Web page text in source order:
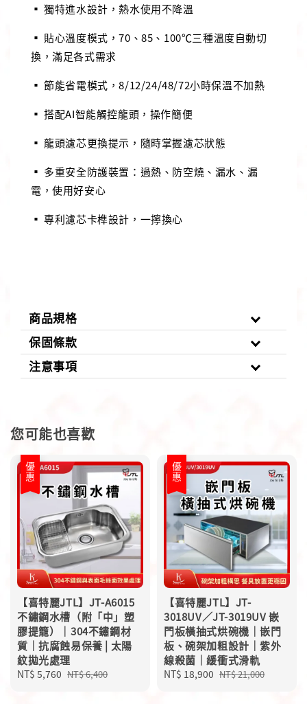
▪ 獨特進水設計，熱水使用不降溫
▪ 貼心溫度模式，70、85、100℃三種溫度自動切
換，滿足各式需求
▪ 節能省電模式，8/12/24/48/72小時保溫不加熱
▪ 搭配AI智能觸控龍頭，操作簡便
▪ 龍頭濾芯更換提示，隨時掌握濾芯狀態
▪ 多重安全防護裝置：過熱、防空燒、漏水、漏
電，使用好安心
▪ 專利濾芯卡榫設計，一擰換心
商品規格
保固條款
注意事項
您可能也喜歡
優惠
【喜特麗JTL】JT-A6015
不鏽鋼水槽（附「中」塑
膠提籠）｜304不鏽鋼材
質｜抗腐蝕易保養 | 太陽
紋拋光處理
Sale
NT$ 5,760 Regular
NT$ 6,400
優惠
【喜特麗JTL】JT-
3018UV／JT-3019UV 嵌
門板橫抽式烘碗機｜嵌門
板、碗架加粗設計｜紫外
線殺菌｜緩衝式滑軌
Sale
NT$ 18,900 Regular
NT$ 21,000